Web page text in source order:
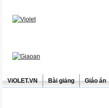
ViOLET.VN Bài giảng Giáo án